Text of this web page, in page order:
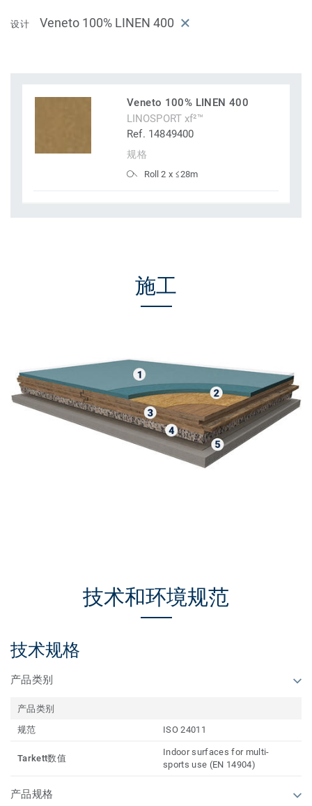
设计 Veneto 100% LINEN 400
Veneto 100% LINEN 400
LINOSPORT xf²™
Ref. 14849400
规格
Roll 2 x ≤28m
施工
技术和环境规范
技术规格
产品类别
产品类别
规范
ISO 24011
Tarkett数值
Indoor surfaces for multi-
sports use (EN 14904)
产品规格